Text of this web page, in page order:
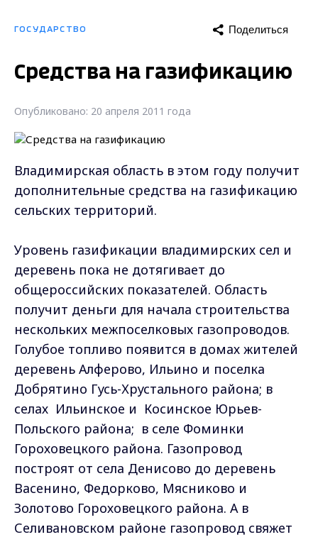
ГОСУДАРСТВО Поделиться
Средства на газификацию
Опубликовано: 20 апреля 2011 года
Владимирская область в этом году получит
дополнительные средства на газификацию
сельских территорий.
Уровень газификации владимирских сел и
деревень пока не дотягивает до
общероссийских показателей. Область
получит деньги для начала строительства
нескольких межпоселковых газопроводов.
Голубое топливо появится в домах жителей
деревень Алферово, Ильино и поселка
Добрятино Гусь-Хрустального района; в
селах Ильинское и Косинское Юрьев-
Польского района; в селе Фоминки
Гороховецкого района. Газопровод
построят от села Денисово до деревень
Васенино, Федорково, Мясниково и
Золотово Гороховецкого района. А в
Селивановском районе газопровод свяжет